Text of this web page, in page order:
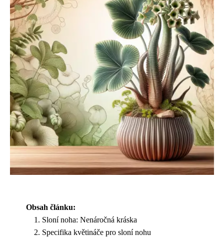
Obsah článku:
Sloní noha: Nenáročná kráska
Specifika květináče pro sloní nohu